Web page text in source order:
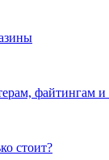
файтингам и
стоит?